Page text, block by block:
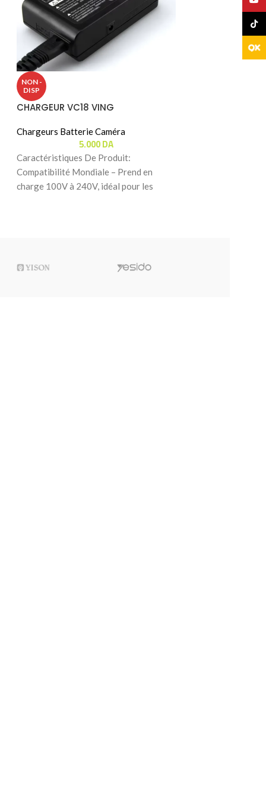
NON -
DISP
CHARGEUR VC18 VING
Chargeurs Batterie Caméra
5.000DA
Caractéristiques De Produit:
Compatibilité Mondiale – Prend en
charge 100V à 240V, idéal pour les